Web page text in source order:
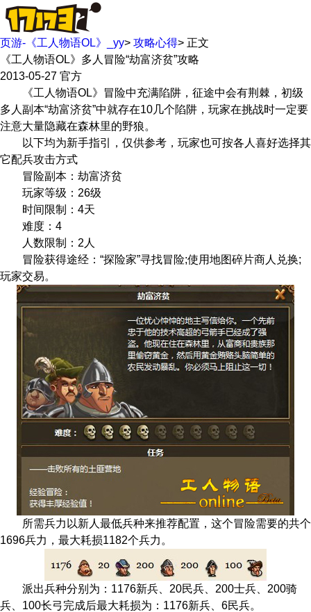
页游-《工人物语OL》_yy> 攻略心得> 正文
《工人物语OL》多人冒险“劫富济贫”攻略
2013-05-27 官方
《工人物语OL》冒险中充满陷阱，征途中会有荆棘，初级
多人副本“劫富济贫”中就存在10几个陷阱，玩家在挑战时一定要
注意大量隐藏在森林里的野狼。
以下均为新手指引，仅供参考，玩家也可按各人喜好选择其
它配兵攻击方式
冒险副本：劫富济贫
玩家等级：26级
时间限制：4天
难度：4
人数限制：2人
冒险获得途经：“探险家”寻找冒险;使用地图碎片商人兑换;
玩家交易。
所需兵力以新人最低兵种来推荐配置，这个冒险需要的共个
1696兵力，最大耗损1182个兵力。
派出兵种分别为：1176新兵、20民兵、200士兵、200骑
兵、100长弓完成后最大耗损为：1176新兵、6民兵。